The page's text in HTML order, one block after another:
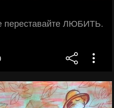
переставайте ЛЮБИТЬ.